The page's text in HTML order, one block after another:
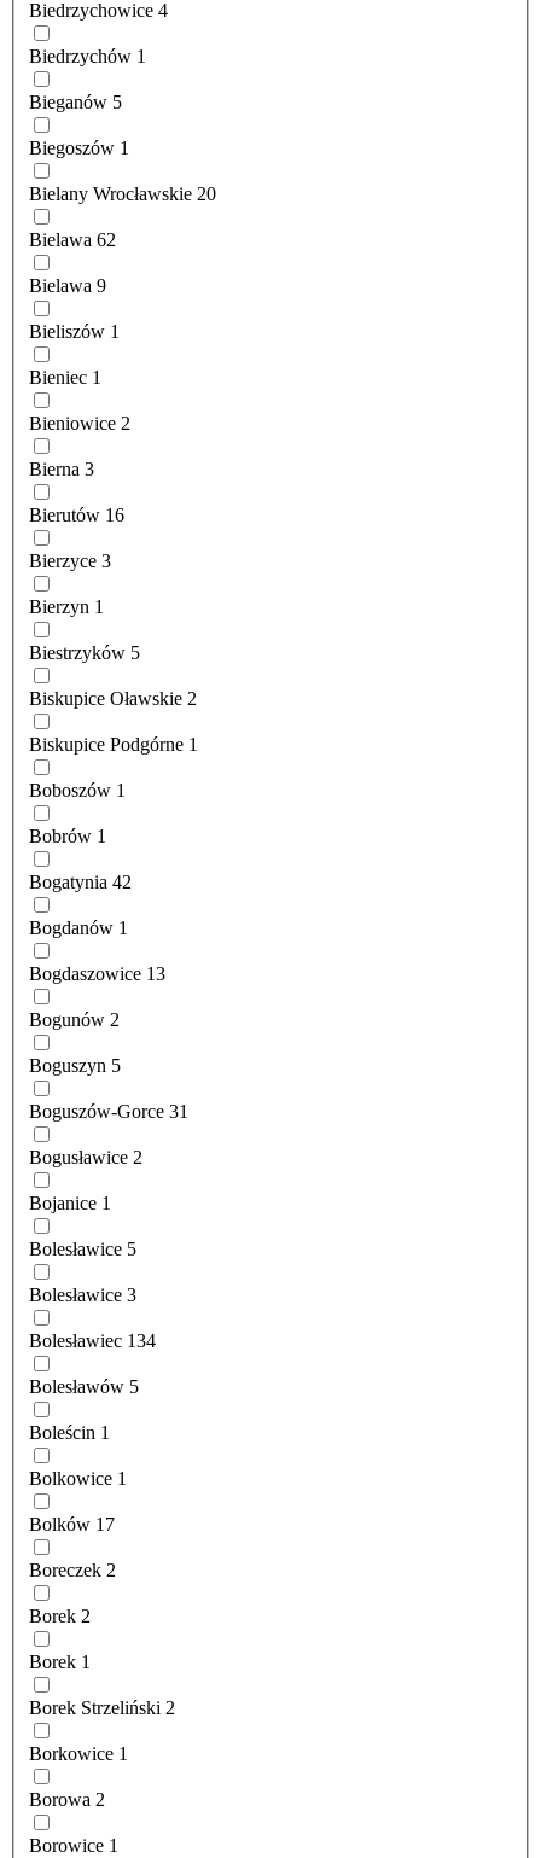
Biedrzychowice 4
Biedrzychów 1
Bieganów 5
Biegoszów 1
Bielany Wrocławskie 20
Bielawa 62
Bielawa 9
Bieliszów 1
Bieniec 1
Bieniowice 2
Bierna 3
Bierutów 16
Bierzyce 3
Bierzyn 1
Biestrzyków 5
Biskupice Oławskie 2
Biskupice Podgórne 1
Boboszów 1
Bobrów 1
Bogatynia 42
Bogdanów 1
Bogdaszowice 13
Bogunów 2
Boguszyn 5
Boguszów-Gorce 31
Bogusławice 2
Bojanice 1
Bolesławice 5
Bolesławice 3
Bolesławiec 134
Bolesławów 5
Boleścin 1
Bolkowice 1
Bolków 17
Boreczek 2
Borek 2
Borek 1
Borek Strzeliński 2
Borkowice 1
Borowa 2
Borowice 1